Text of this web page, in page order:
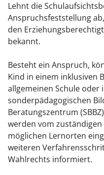
Lehnt die
Anspruchsfeststellung
den
bekannt.
Besteht ein Anspruch,
Kind in einem inklusiven
allgemeinen Schule oder
sonderpädagogischen
Beratungszentrum
werden vom
möglichen Lernorten
weiteren
Wahlrechts informiert.